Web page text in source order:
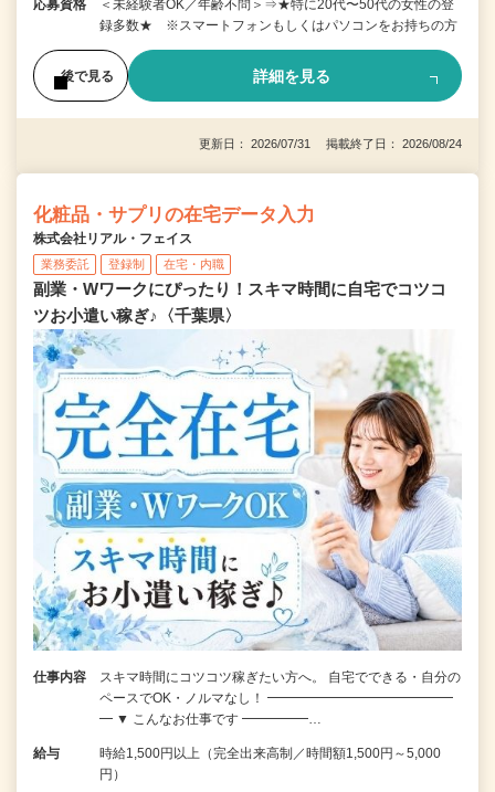
応募資格
＜未経験者OK／年齢不問＞⇒★特に20代〜50代の女性の登
録多数★ ※スマートフォンもしくはパソコンをお持ちの方
後で見る 詳細を見る
更新日： 2026/07/31 掲載終了日： 2026/08/24
化粧品・サプリの在宅データ入力
株式会社リアル・フェイス
業務委託 登録制 在宅・内職
副業・Wワークにぴったり！スキマ時間に自宅でコツコ
ツお小遣い稼ぎ♪〈千葉県〉
仕事内容
スキマ時間にコツコツ稼ぎたい方へ。 自宅でできる・自分の
ペースでOK・ノルマなし！ ━━━━━━━━━━━━━━
━ ▼ こんなお仕事です ━━━━━…
給与
時給1,500円以上（完全出来高制／時間額1,500円～5,000
円）